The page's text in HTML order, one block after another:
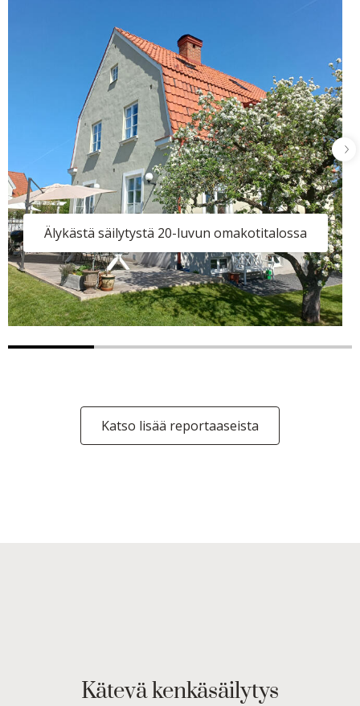
Älykästä säilytystä 20-luvun omakotitalossa
Katso lisää reportaaseista
Kätevä kenkäsäilytys